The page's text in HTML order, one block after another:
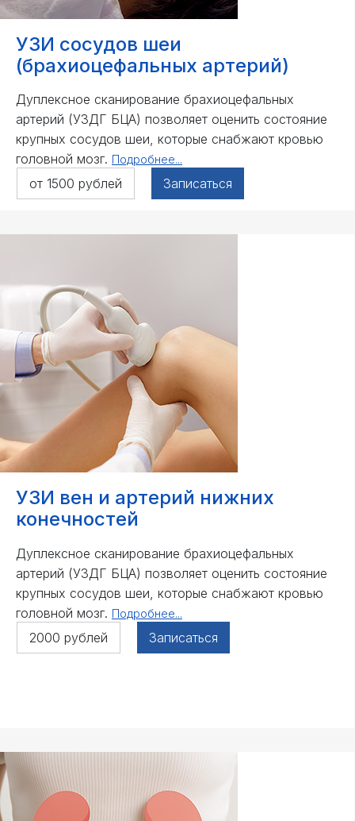
УЗИ сосудов шеи
(брахиоцефальных артерий)
Дуплексное сканирование брахиоцефальных
артерий (УЗДГ БЦА) позволяет оценить состояние
крупных сосудов шеи, которые снабжают кровью
головной мозг. Подробнее...
от 1500 рублей Записаться
УЗИ вен и артерий нижних
конечностей
Дуплексное сканирование брахиоцефальных
артерий (УЗДГ БЦА) позволяет оценить состояние
крупных сосудов шеи, которые снабжают кровью
головной мозг. Подробнее...
2000 рублей Записаться